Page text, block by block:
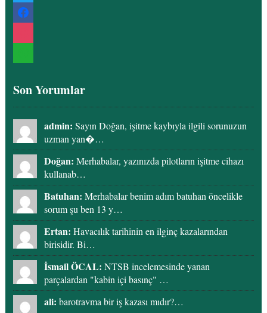
facebook
Son Yorumlar
admin: Sayın Doğan, işitme kaybıyla ilgili sorunuzun
uzman yan�…
Doğan: Merhabalar, yazınızda pilotların işitme cihazı
kullanab…
Batuhan: Merhabalar benim adım batuhan öncelikle
sorum şu ben 13 y…
Ertan: Havacılık tarihinin en ilginç kazalarından
birisidir. Bi…
İsmail ÖCAL: NTSB incelemesinde yanan
parçalardan "kabin içi basınç" …
ali: barotravma bir iş kazası mıdır?…